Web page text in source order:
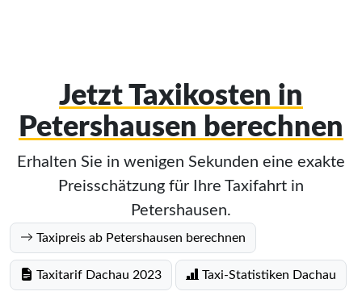
Jetzt Taxikosten in
Petershausen berechnen
Erhalten Sie in wenigen Sekunden eine exakte
Preisschätzung für Ihre Taxifahrt in
Petershausen.
Taxipreis ab Petershausen berechnen
Taxitarif Dachau 2023 Taxi-Statistiken Dachau